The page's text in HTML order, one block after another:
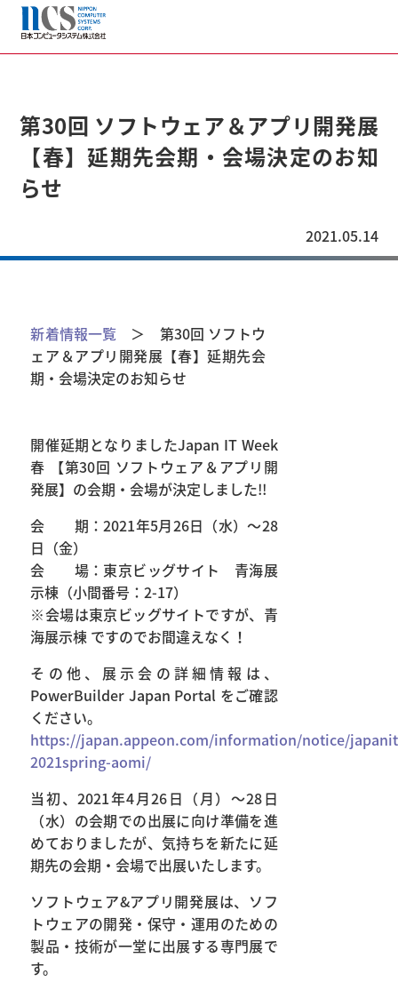
第30回 ソフトウェア＆アプリ開発展
【春】延期先会期・会場決定のお知
らせ
2021.05.14
新着情報一覧 ＞ 第30回 ソフトウ
ェア＆アプリ開発展【春】延期先会
期・会場決定のお知らせ
開催延期となりましたJapan IT Week
春 【第30回 ソフトウェア＆アプリ開
発展】の会期・会場が決定しました!!
会 期：2021年5月26日（水）～28
日（金）
会 場：東京ビッグサイト 青海展
示棟（小間番号：2-17）
※会場は東京ビッグサイトですが、青
海展示棟 ですのでお間違えなく！
その他、展示会の詳細情報は、
PowerBuilder Japan Portal をご確認
ください。
https://japan.appeon.com/information/notice/
2021spring-aomi/
当初、2021年4月26日（月）～28日
（水）の会期での出展に向け準備を進
めておりましたが、気持ちを新たに延
期先の会期・会場で出展いたします。
ソフトウェア&アプリ開発展は、ソフ
トウェアの開発・保守・運用のための
製品・技術が一堂に出展する専門展で
す。